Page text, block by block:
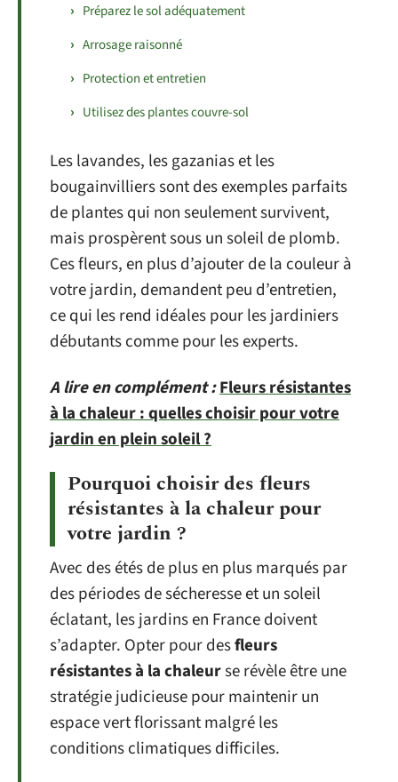
Préparez le sol adéquatement
Arrosage raisonné
Protection et entretien
Utilisez des plantes couvre-sol
Les lavandes, les gazanias et les
bougainvilliers sont des exemples parfaits
de plantes qui non seulement survivent,
mais prospèrent sous un soleil de plomb.
Ces fleurs, en plus d’ajouter de la couleur à
votre jardin, demandent peu d’entretien,
ce qui les rend idéales pour les jardiniers
débutants comme pour les experts.
A lire en complément :Fleurs résistantes
à la chaleur : quelles choisir pour votre
jardin en plein soleil ?
Pourquoi choisir des fleurs
résistantes à la chaleur pour
votre jardin ?
Avec des étés de plus en plus marqués par
des périodes de sécheresse et un soleil
éclatant, les jardins en France doivent
s’adapter. Opter pour desfleurs
résistantes à la chaleurse révèle être une
stratégie judicieuse pour maintenir un
espace vert florissant malgré les
conditions climatiques difficiles.